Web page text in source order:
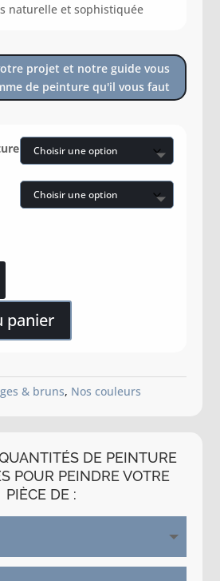
naturelle et sophistiquée
projet et notre guide vous
de peinture qu'il vous faut
panier
& bruns, Nos couleurs
DE PEINTURE
POUR PEINDRE VOTRE
PIÈCE DE :